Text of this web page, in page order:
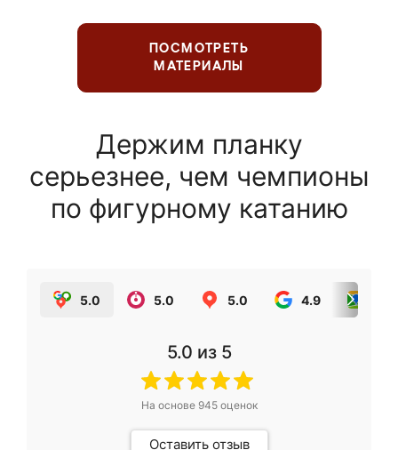
ПОСМОТРЕТЬ
МАТЕРИАЛЫ
Держим планку
серьезнее, чем чемпионы
по фигурному катанию
5.0 5.0 5.0 4.9
5.0 из 5
На основе 945оценок
Оставить отзыв